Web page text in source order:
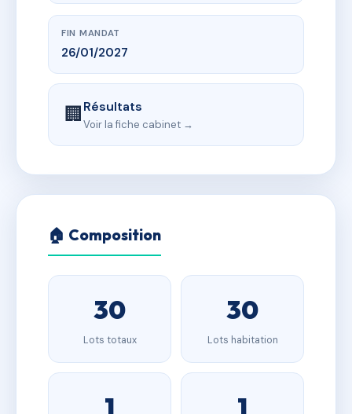
FIN MANDAT
26/01/2027
🏢Résultats
Voir la fiche cabinet →
🏠 Composition
30
Lots totaux
30
Lots habitation
1 1